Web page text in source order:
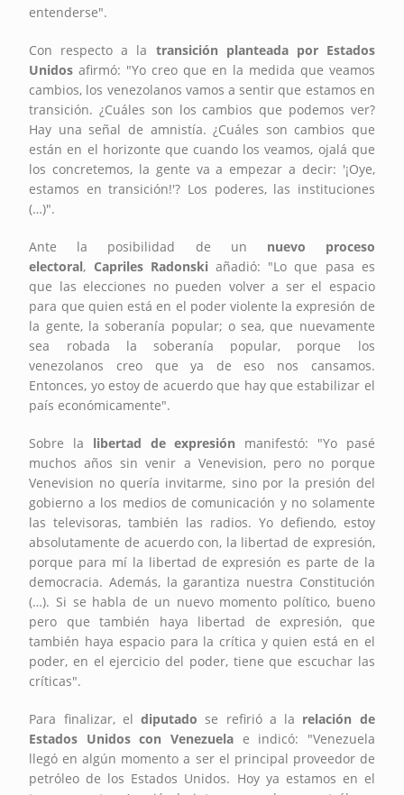
entenderse".
Con respecto a la transición planteada por Estados
Unidos afirmó: "Yo creo que en la medida que veamos
cambios, los venezolanos vamos a sentir que estamos en
transición. ¿Cuáles son los cambios que podemos ver?
Hay una señal de amnistía. ¿Cuáles son cambios que
están en el horizonte que cuando los veamos, ojalá que
los concretemos, la gente va a empezar a decir: '¡Oye,
estamos en transición!'? Los poderes, las instituciones
(…)".
Ante la posibilidad de un nuevo proceso
electoral, Capriles Radonskiañadió: "Lo que pasa es
que las elecciones no pueden volver a ser el espacio
para que quien está en el poder violente la expresión de
la gente, la soberanía popular; o sea, que nuevamente
sea robada la soberanía popular, porque los
venezolanos creo que ya de eso nos cansamos.
Entonces, yo estoy de acuerdo que hay que estabilizar el
país económicamente".
Sobre la libertad de expresión manifestó: "Yo pasé
muchos años sin venir a Venevision, pero no porque
Venevision no quería invitarme, sino por la presión del
gobierno a los medios de comunicación y no solamente
las televisoras, también las radios. Yo defiendo, estoy
absolutamente de acuerdo con, la libertad de expresión,
porque para mí la libertad de expresión es parte de la
democracia. Además, la garantiza nuestra Constitución
(…). Si se habla de un nuevo momento político, bueno
pero que también haya libertad de expresión, que
también haya espacio para la crítica y quien está en el
poder, en el ejercicio del poder, tiene que escuchar las
críticas".
Para finalizar, eldiputado se refirió a la relación de
Estados Unidos con Venezuela e indicó: "Venezuela
llegó en algún momento a ser el principal proveedor de
petróleo de los Estados Unidos. Hoy ya estamos en el